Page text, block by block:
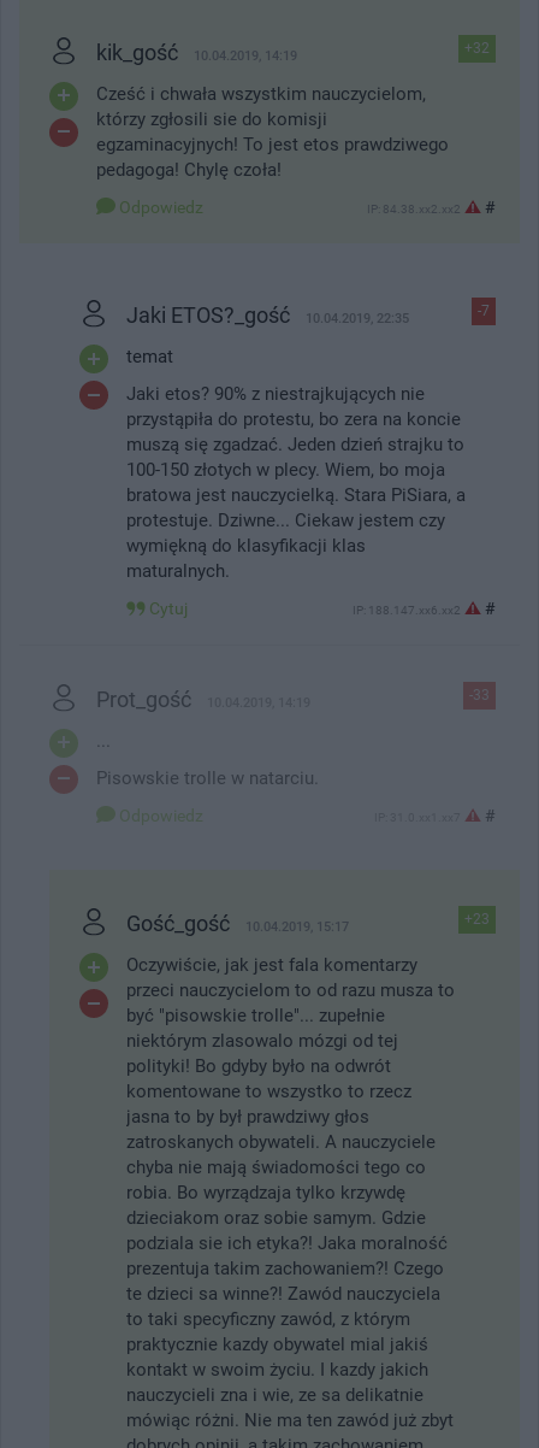
+32
kik_gość 10.04.2019, 14:19
Cześć i chwała wszystkim nauczycielom,
którzy zgłosili sie do komisji
egzaminacyjnych! To jest etos prawdziwego
pedagoga! Chylę czoła!
Odpowiedz IP: 84.38.xx2.xx2 #
-7
Jaki ETOS?_gość 10.04.2019, 22:35
temat
Jaki etos? 90% z niestrajkujących nie
przystąpiła do protestu, bo zera na koncie
muszą się zgadzać. Jeden dzień strajku to
100-150 złotych w plecy. Wiem, bo moja
bratowa jest nauczycielką. Stara PiSiara, a
protestuje. Dziwne... Ciekaw jestem czy
wymiękną do klasyfikacji klas
maturalnych.
Cytuj IP: 188.147.xx6.xx2 #
-33
Prot_gość
...
Pisowskie trolle w natarciu.
Odpowiedz #
+23
Gość_gość 10.04.2019, 15:17
Oczywiście, jak jest fala komentarzy
przeci nauczycielom to od razu musza to
być "pisowskie trolle"... zupełnie
niektórym zlasowalo mózgi od tej
polityki! Bo gdyby było na odwrót
komentowane to wszystko to rzecz
jasna to by był prawdziwy głos
zatroskanych obywateli. A nauczyciele
chyba nie mają świadomości tego co
robia. Bo wyrządzaja tylko krzywdę
dzieciakom oraz sobie samym. Gdzie
podziala sie ich etyka?! Jaka moralność
prezentuja takim zachowaniem?! Czego
te dzieci sa winne?! Zawód nauczyciela
to taki specyficzny zawód, z którym
praktycznie kazdy obywatel mial jakiś
kontakt w swoim życiu. I kazdy jakich
nauczycieli zna i wie, ze sa delikatnie
mówiąc różni. Nie ma ten zawód już zbyt